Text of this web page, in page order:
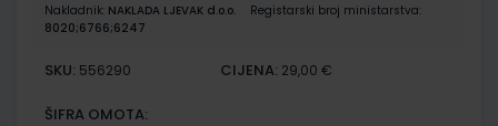
Nakladnik: NAKLADA LJEVAK d.o.o.
Registarski broj ministarstva:
8020;6766;6247
SKU: 556290 CIJENA: 29,00 €
ŠIFRA OMOTA: